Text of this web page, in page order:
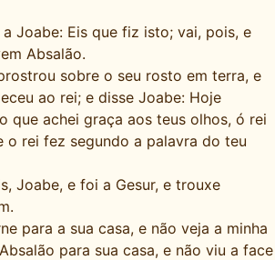
Joabe: Eis que fiz isto; vai, pois, e
Absalão.
sobre o seu rosto em terra, e
ao rei; e disse Joabe: Hoje
que achei graça aos teus olhos, ó rei
o rei fez segundo a palavra do teu
Joabe, e foi a Gesur, e trouxe
para a sua casa, e não veja a minha
para sua casa, e não viu a face